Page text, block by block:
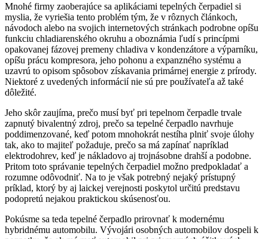
Mnohé firmy zaoberajúce sa aplikáciami tepelných čerpadiel si
myslia, že vyriešia tento problém tým, že v rôznych článkoch,
návodoch alebo na svojich internetových stránkach podrobne opíšu
funkciu chladiarenského okruhu a oboznámia ľudí s princípmi
opakovanej fázovej premeny chladiva v kondenzátore a výparníku,
opíšu prácu kompresora, jeho pohonu a expanzného systému a
uzavrú to opisom spôsobov získavania primárnej energie z prírody.
Niektoré z uvedených informácií nie sú pre používateľa až také
dôležité.
Jeho skôr zaujíma, prečo musí byť pri tepelnom čerpadle trvale
zapnutý bivalentný zdroj, prečo sa tepelné čerpadlo navrhuje
poddimenzované, keď potom mnohokrát nestíha plniť svoje úlohy
tak, ako to majiteľ požaduje, prečo sa má zapínať napríklad
elektrodohrev, keď je nákladovo aj trojnásobne drahší a podobne.
Pritom toto správanie tepelných čerpadiel možno predpokladať a
rozumne odôvodniť. Na to je však potrebný nejaký prístupný
príklad, ktorý by aj laickej verejnosti poskytol určitú predstavu
podopretú nejakou praktickou skúsenosťou.
Pokúsme sa teda tepelné čerpadlo prirovnať k modernému
hybridnému automobilu. Vývojári osobných automobilov dospeli k